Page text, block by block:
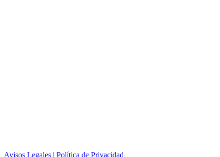
Avisos Legales | Política de Privacidad